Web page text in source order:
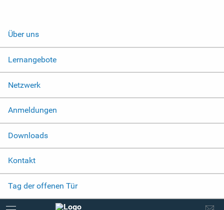
Über uns
Lernangebote
Netzwerk
Anmeldungen
Downloads
Kontakt
Tag der offenen Tür